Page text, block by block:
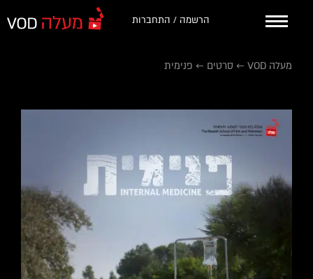
הרשמה / התחברות
מעלה VOD ← סרטים ← פנימית